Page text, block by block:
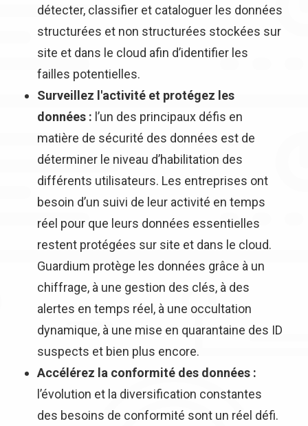
détecter, classifier et cataloguer les données
structurées et non structurées stockées sur
site et dans le cloud afin d’identifier les
failles potentielles.
Surveillez l'activité et protégez les
données : l’un des principaux défis en
matière de sécurité des données est de
déterminer le niveau d’habilitation des
différents utilisateurs. Les entreprises ont
besoin d’un suivi de leur activité en temps
réel pour que leurs données essentielles
restent protégées sur site et dans le cloud.
Guardium protège les données grâce à un
chiffrage, à une gestion des clés, à des
alertes en temps réel, à une occultation
dynamique, à une mise en quarantaine des ID
suspects et bien plus encore.
Accélérez la conformité des données :
l’évolution et la diversification constantes
des besoins de conformité sont un réel défi.